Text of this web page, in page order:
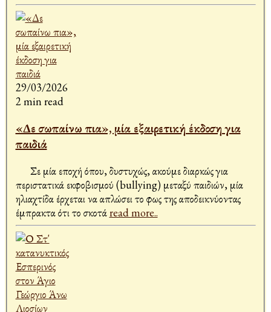
29/03/2026
2 min read
«Δε σωπαίνω πια», μία εξαιρετική έκδοση για
παιδιά
Σε μία εποχή όπου, δυστυχώς, ακούμε διαρκώς για
περιστατικά εκφοβισμού (bullying) μεταξύ παιδιών, μία
ηλιαχτίδα έρχεται να απλώσει το φως της αποδεικνύοντας
έμπρακτα ότι το σκοτάread more..